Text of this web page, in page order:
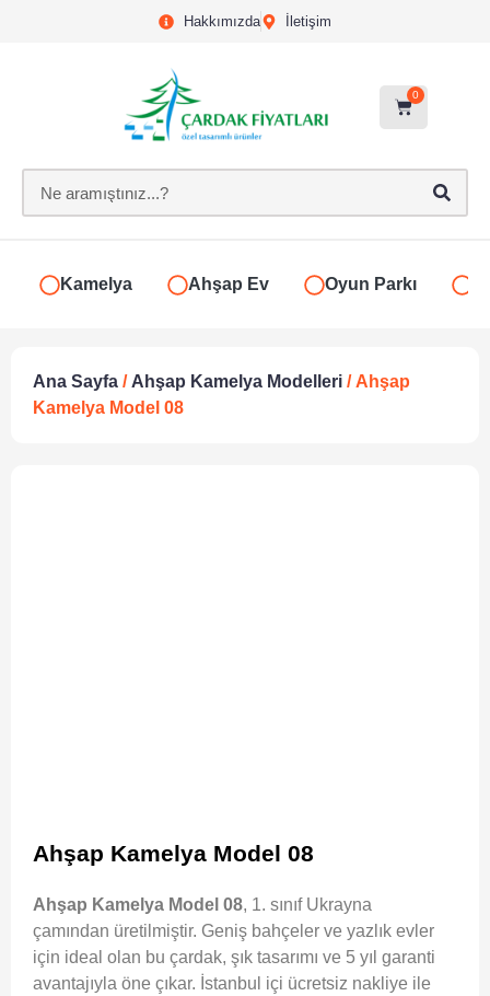
Hakkımızda İletişim
0
Kamelya Ahşap Ev Oyun Parkı
Ana Sayfa / Ahşap Kamelya Modelleri / Ahşap
Kamelya Model 08
Ahşap Kamelya Model 08
Ahşap Kamelya Model 08, 1. sınıf Ukrayna
çamından üretilmiştir. Geniş bahçeler ve yazlık evler
için ideal olan bu çardak, şık tasarımı ve 5 yıl garanti
avantajıyla öne çıkar. İstanbul içi ücretsiz nakliye ile